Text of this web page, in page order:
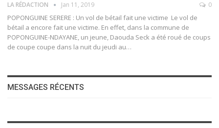
LA RÉDACTION Jan 11, 2019 0
POPONGUINE SERERE : Un vol de bétail fait une victime Le vol de
bétail a encore fait une victime. En effet, dans la commune de
POPONGUINE-NDAYANE, un jeune, Daouda Seck a été roué de coups
de coupe coupe dans la nuit du jeudi au…
MESSAGES RÉCENTS